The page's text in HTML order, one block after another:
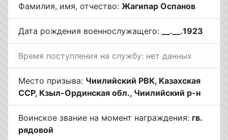
Фамилия, имя, отчество: Жагипар Оспанов
Дата рождения военнослужащего: __.__.1923
Время поступления на службу: нет данных
Место призыва: Чиилийский РВК, Казахская
ССР, Кзыл-Ординская обл., Чиилийский р-н
Воинское звание на момент награждения: гв.
рядовой